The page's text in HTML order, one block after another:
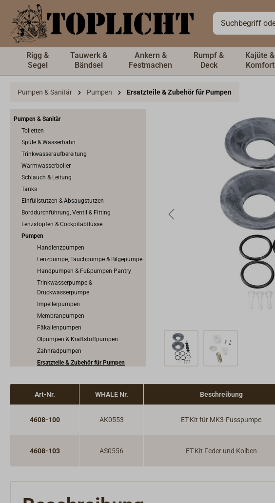
springen
Rigg &
Segel
Tauwerk &
Bändsel
Ankern &
Festmachen
Rumpf &
Deck
Kajüte &
Komfort
Pumpen & Sanitär Pumpen Ersatzteile & Zubehör für Pumpen
Pumpen & Sanitär
Toiletten
Spüle & Wasserhahn
Trinkwasseraufbereitung
Warmwasserboiler
Schlauch & Leitung
Tanks
Einfüllstutzen & Absaugstutzen
Borddurchführung, Ventil & Fitting
Lenzstopfen & Cockpitabflüsse
Pumpen
Handlenzpumpen
Lenzpumpe, Tauchpumpe & Bilgepumpe
Handpumpen & Fußpumpen Pantry
Trinkwasserpumpe &
Druckwasserpumpe
Impellerpumpen
Membranpumpen
Fäkalienpumpen
Ölpumpen & Kraftstoffpumpen
Zahnradpumpen
Ersatzteile & Zubehör für Pumpen
Art-Nr. WHALE Nr. Beschreibung
4608-100 AK0553 ET-Kit für MK3-Fusspumpe
4608-103 AS0556 ET-Kit Feder und Kolben